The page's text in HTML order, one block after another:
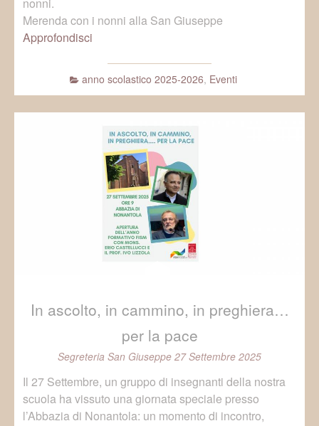
Merenda con i nonni alla San Giuseppe
Approfondisci
anno scolastico 2025-2026, Eventi
In ascolto, in cammino, in preghiera…
per la pace
Segreteria San Giuseppe 27 Settembre 2025
Il 27 Settembre, un gruppo di insegnanti della nostra
scuola ha vissuto una giornata speciale presso
l’Abbazia di Nonantola: un momento di incontro,